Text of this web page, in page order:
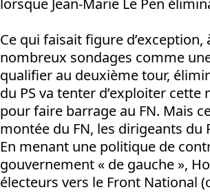
Ce qui faisait figure
nombreux sondages comme
qualifier au deuxième tour,
du PS va tenter d’exploiter
pour faire barrage au FN. Mais
montée du FN, les dirigeants du
En menant une politique de
gouvernement « de gauche »,
électeurs vers le Front National